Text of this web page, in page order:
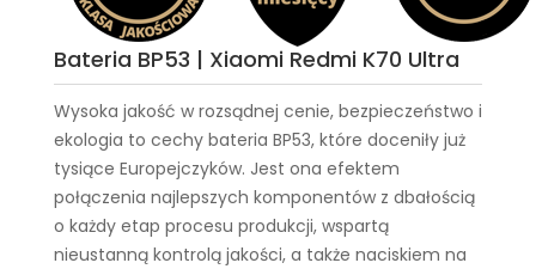
Bateria BP53 | Xiaomi Redmi K70 Ultra
Wysoka jakość w rozsądnej cenie, bezpieczeństwo i
ekologia to cechy bateria BP53, które doceniły już
tysiące Europejczyków. Jest ona efektem
połączenia najlepszych komponentów z dbałością
o każdy etap procesu produkcji, wspartą
nieustanną kontrolą jakości, a także naciskiem na